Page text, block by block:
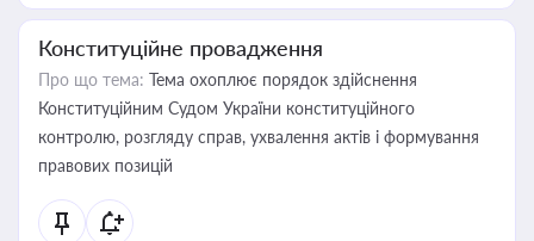
Конституційне провадження
Про що тема: Тема охоплює порядок здійснення
Конституційним Судом України конституційного
контролю, розгляду справ, ухвалення актів і формування
правових позицій